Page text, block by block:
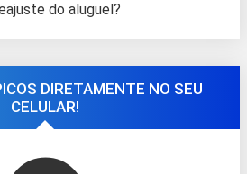
do aluguel?
DIRETAMENTE NO SEU
CELULAR!